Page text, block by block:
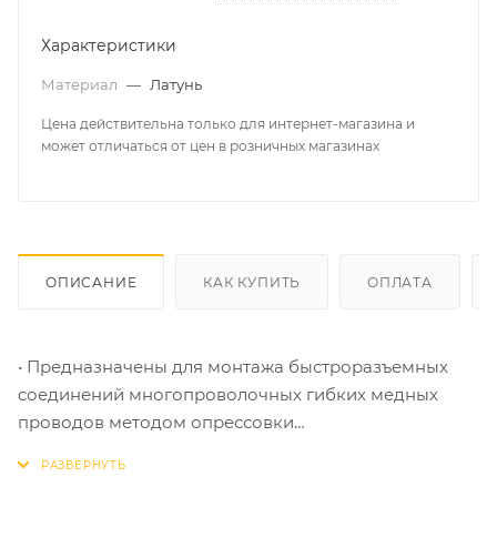
Характеристики
Материал — Латунь
Цена действительна только для интернет-магазина и
может отличаться от цен в розничных магазинах
ОПИСАНИЕ КАК КУПИТЬ ОПЛАТА
• Предназначены для монтажа быстроразъемных
соединений многопроволочных гибких медных
проводов методом опрессовки